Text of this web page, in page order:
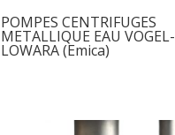
POMPES CENTRIFUGES
METALLIQUE EAU VOGEL-
LOWARA (Emica)